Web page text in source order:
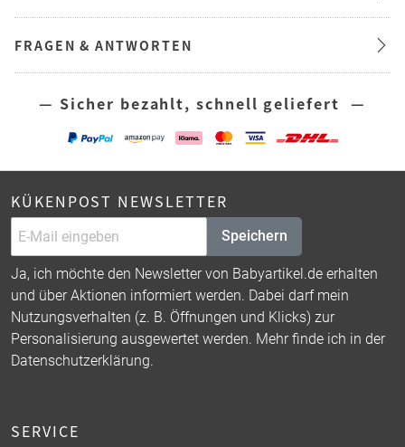
FRAGEN & ANTWORTEN
— Sicher bezahlt, schnell geliefert —
KÜKENPOST NEWSLETTER
Speichern
Ja, ich möchte den Newsletter von Babyartikel.de erhalten
und über Aktionen informiert werden. Dabei darf mein
Nutzungsverhalten (z. B. Öffnungen und Klicks) zur
Personalisierung ausgewertet werden. Mehr finde ich in der
Datenschutzerklärung.
SERVICE